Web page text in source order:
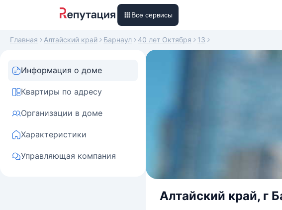
Все сервисы
Главная Алтайский край Барнаул 40 лет Октября 13
Информация о доме
Квартиры по адресу
Организации в доме
Характеристики
Управляющая компания
Алтайский край, г